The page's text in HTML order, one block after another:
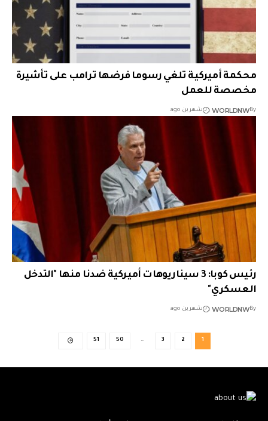
محكمة أميركية تلغي رسوما فرضها ترامب على تأشيرة
مخصصة للعمل
By
WORLDNW شهرين ago
رئيس كوبا: 3 سيناريوهات أميركية ضدنا منها "التدخل
العسكري"
By
WORLDNW شهرين ago
1
2
3
…
50
51